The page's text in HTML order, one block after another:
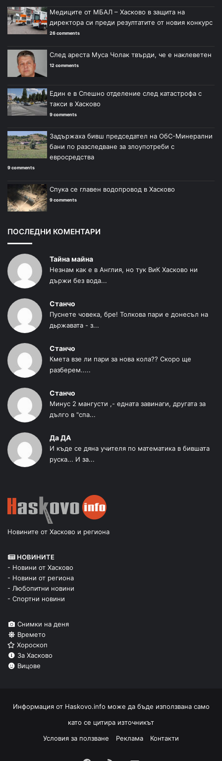
Медиците от МБАЛ – Хасково в защита на
директора си преди резултатите от новия конкурс
26 comments
След ареста Муса Чолак твърди, че е наклеветен
12 comments
Един е в Спешно отделение след катастрофа с
такси в Хасково
9 comments
Задържаха бивш председател на ОбС-Минерални
бани по разследване за злоупотреби с
евросредства
9 comments
Спука се главен водопровод в Хасково
9 comments
ПОСЛЕДНИ КОМЕНТАРИ
Тайна майна
Незнам как е в Англия, но тук ВиК Хасково ни
държи без вода...
Станчо
Пуснете човека, бре! Толкова пари е донесъл на
дьржавата - з...
Станчо
Кмета взе ли пари за нова кола?? Скоро ще
разберем.....
Станчо
Минус 2 мангусти ,- едната завинаги, другата за
дълго в "спа...
Да ДА
И къде се дяна учителя по математика в бившата
руска... И за...
Новините от Хасково и региона
НОВИНИТЕ
- Новини от Хасково
- Новини от региона
- Любопитни новини
- Спортни новини
Снимки на деня
Времето
Хороскоп
За Хасково
Вицове
Информация от Haskovo.info може да бъде използвана само
като се цитира източникът
Условия за ползване
Реклама Контакти